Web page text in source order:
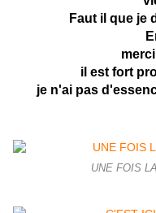
Faut il que je
il est fort
je n'ai pas
UNE FOIS